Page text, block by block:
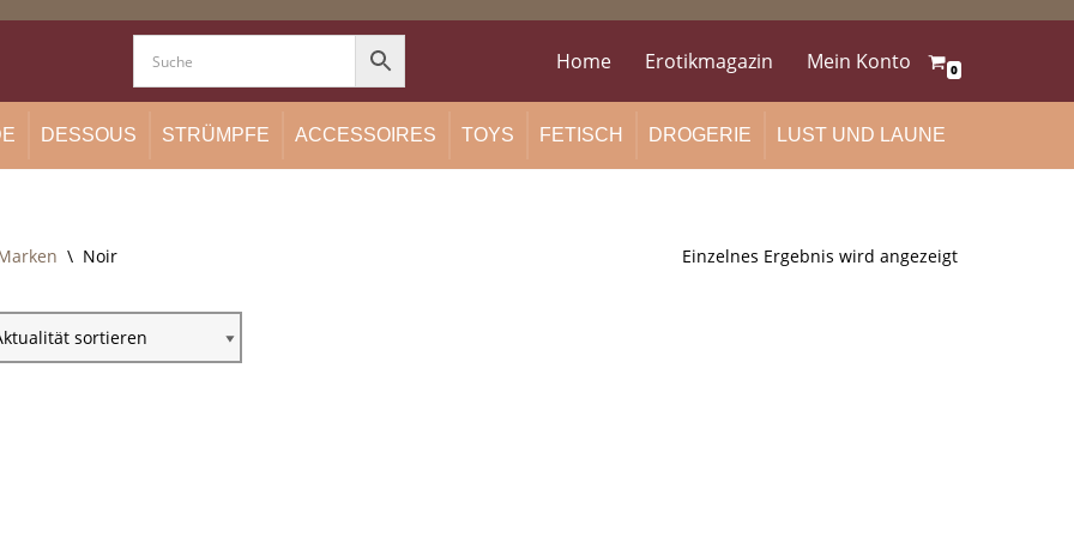
Home Erotikmagazin Mein Konto 0
DESSOUS STRÜMPFE ACCESSOIRES TOYS FETISCH DROGERIE LUST UND LAUNE
\ Noir Einzelnes Ergebnis wird angezeigt